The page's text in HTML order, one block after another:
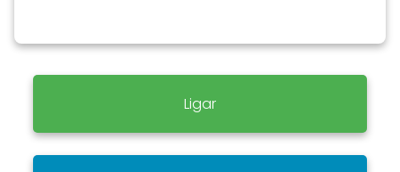
Ligar